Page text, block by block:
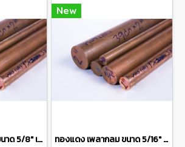
ทองแดง เพลากลม ขนาด 5/8" เกรด C1100 Copper round bar แบ่งขายความยาว 10 เซนติเมตร
New
ทองแดง เพลากลม ขนาด 5/16" เกรด C1100 Copper round bar แบ่งขายความยาว 10 เซนติเมตร